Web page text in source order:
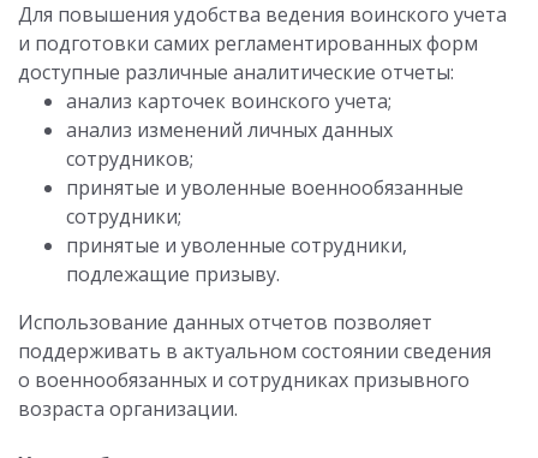
Для повышения удобства ведения воинского учета
и подготовки самих регламентированных форм
доступные различные аналитические отчеты:
анализ карточек воинского учета;
анализ изменений личных данных
сотрудников;
принятые и уволенные военнообязанные
сотрудники;
принятые и уволенные сотрудники,
подлежащие призыву.
Использование данных отчетов позволяет
поддерживать в актуальном состоянии сведения
о военнообязанных и сотрудниках призывного
возраста организации.